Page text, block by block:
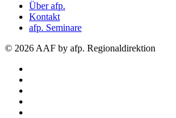
Über afp.
Kontakt
afp. Seminare
© 2026 AAF by afp. Regionaldirektion